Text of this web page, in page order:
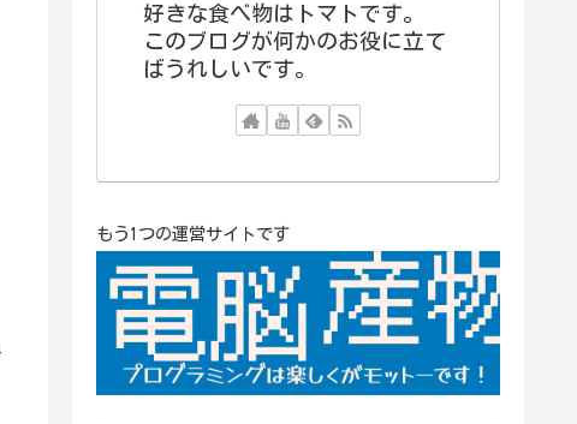
好きな食べ物はトマトです。
このブログが何かのお役に立て
ばうれしいです。
もう1つの運営サイトです